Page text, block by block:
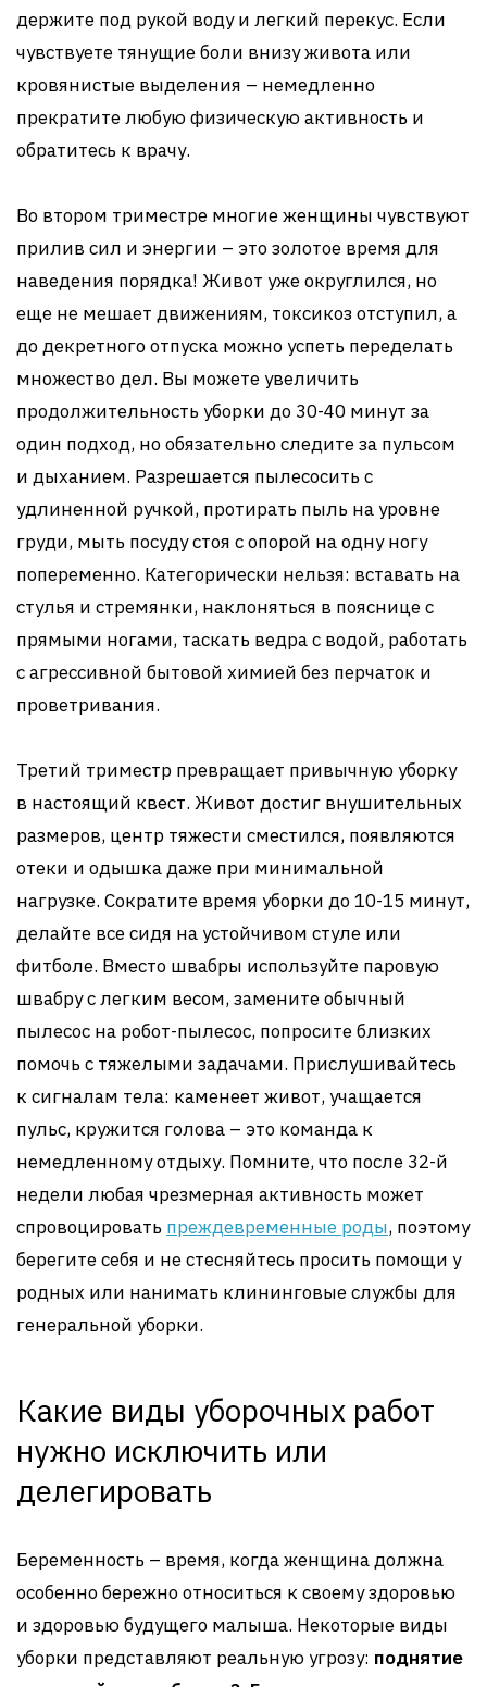
держите под рукой воду и легкий перекус. Если
чувствуете тянущие боли внизу живота или
кровянистые выделения – немедленно
прекратите любую физическую активность и
обратитесь к врачу.
Во втором триместре многие женщины чувствуют
прилив сил и энергии – это золотое время для
наведения порядка! Живот уже округлился, но
еще не мешает движениям, токсикоз отступил, а
до декретного отпуска можно успеть переделать
множество дел. Вы можете увеличить
продолжительность уборки до 30-40 минут за
один подход, но обязательно следите за пульсом
и дыханием. Разрешается пылесосить с
удлиненной ручкой, протирать пыль на уровне
груди, мыть посуду стоя с опорой на одну ногу
попеременно. Категорически нельзя: вставать на
стулья и стремянки, наклоняться в пояснице с
прямыми ногами, таскать ведра с водой, работать
с агрессивной бытовой химией без перчаток и
проветривания.
Третий триместр превращает привычную уборку
в настоящий квест. Живот достиг внушительных
размеров, центр тяжести сместился, появляются
отеки и одышка даже при минимальной
нагрузке. Сократите время уборки до 10-15 минут,
делайте все сидя на устойчивом стуле или
фитболе. Вместо швабры используйте паровую
швабру с легким весом, замените обычный
пылесос на робот-пылесос, попросите близких
помочь с тяжелыми задачами. Прислушивайтесь
к сигналам тела: каменеет живот, учащается
пульс, кружится голова – это команда к
немедленному отдыху. Помните, что после 32-й
недели любая чрезмерная активность может
спровоцировать преждевременные роды, поэтому
берегите себя и не стесняйтесь просить помощи у
родных или нанимать клининговые службы для
генеральной уборки.
Какие виды уборочных работ
нужно исключить или
делегировать
Беременность – время, когда женщина должна
особенно бережно относиться к своему здоровью
и здоровью будущего малыша. Некоторые виды
уборки представляют реальную угрозу: поднятие